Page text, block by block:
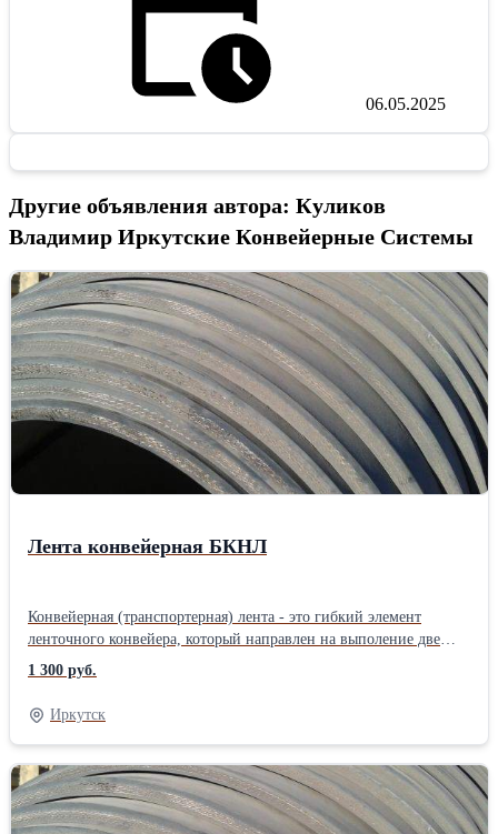
06.05.2025
Другие объявления автора: Куликов
Владимир Иркутские Конвейерные Системы
Лента конвейерная БКНЛ
Конвейерная (транспортерная) лента - это гибкий элемент
ленточного конвейера, который направлен на выполение две
функции: грузонесущую и тяговую. Конвейерная лента
представляет собой прорезиненную ленту на тканевой или
тросовой основе. Конвейерная лента предназначена для
перемещения груза в горизонтальном, вертикальном и
наклонном направлениях.Производитель: Собственное
производство Тип по назначению: Общего назначения
Материал: Резинотканевая
1 300 руб.
Иркутск